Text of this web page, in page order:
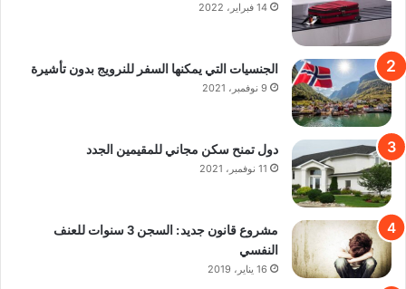
14 فبراير، 2022
الجنسيات التي يمكنها السفر للنرويج بدون تأشيرة
9 نوفمبر، 2021
دول تمنح سكن مجاني للمقيمين الجدد
11 نوفمبر، 2021
مشروع قانون جديد: السجن 3 سنوات للعنف
النفسي
16 يناير، 2019